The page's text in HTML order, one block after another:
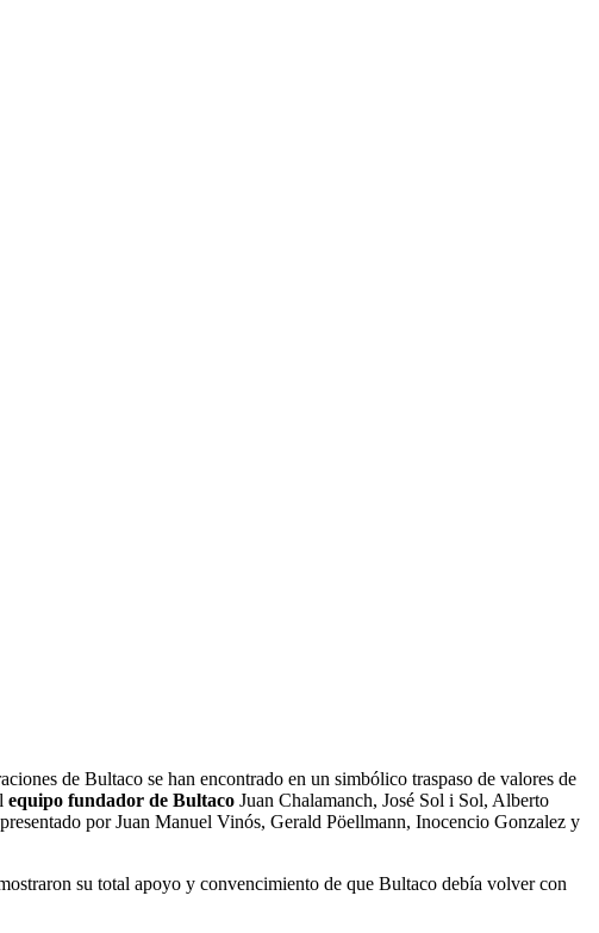
de Bultaco se han encontrado en un simbólico traspaso de valores de
equipo fundador de Bultaco Juan Chalamanch, José Sol i Sol, Alberto
por Juan Manuel Vinós, Gerald Pöellmann, Inocencio Gonzalez y
su total apoyo y convencimiento de que Bultaco debía volver con